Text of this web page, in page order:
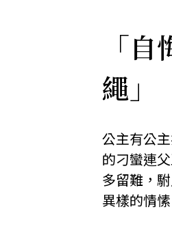
「
繩」
公主有公
的刁蠻連
多留難，
異樣的情